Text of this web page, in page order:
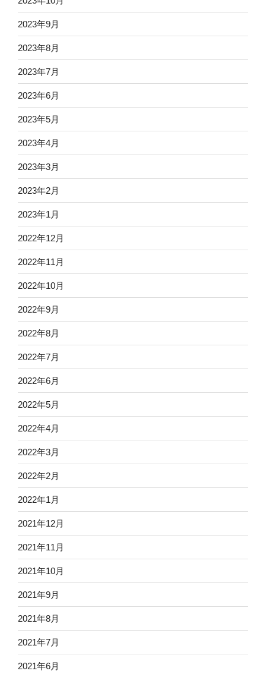
2023年9月
2023年8月
2023年7月
2023年6月
2023年5月
2023年4月
2023年3月
2023年2月
2023年1月
2022年12月
2022年11月
2022年10月
2022年9月
2022年8月
2022年7月
2022年6月
2022年5月
2022年4月
2022年3月
2022年2月
2022年1月
2021年12月
2021年11月
2021年10月
2021年9月
2021年8月
2021年7月
2021年6月